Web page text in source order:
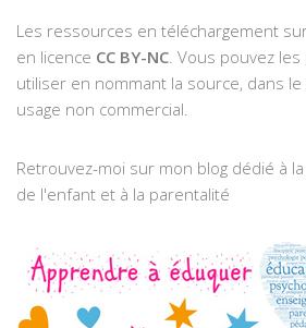
Les ressources en téléchargement
en licence CC BY-NC. Vous pouvez
utiliser en nommant la source, dans
usage non commercial.
Retrouvez-moi sur mon blog dédié à
de l'enfant et à la parentalité